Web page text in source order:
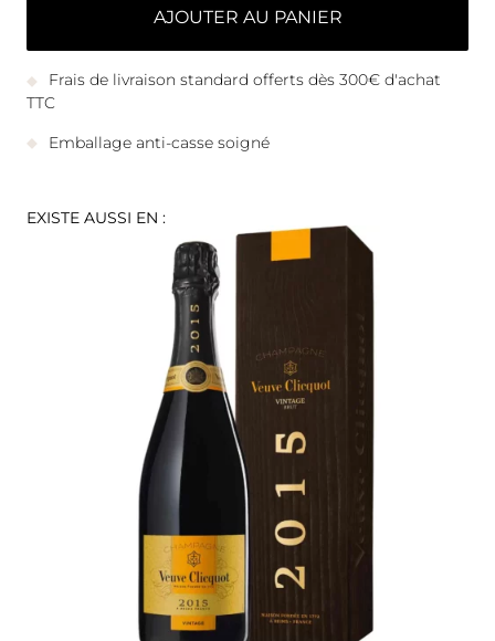
AJOUTER AU PANIER
Frais de livraison standard offerts dès 300€ d'achat
TTC
Emballage anti-casse soigné
EXISTE AUSSI EN :